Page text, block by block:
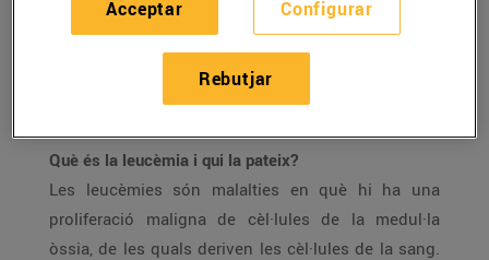
Gràcies a l’aliança amb Bonpreu i Esclat, part dels
donatius dels clients es destinen al projecte de
creació i desenvolupament de l’Institut de Recerca
Què és la leucèmia i qui la pateix?
Les leucèmies són malalties en què hi ha una
proliferació maligna de cèl·lules de la medul·la
òssia, de les quals deriven les cèl·lules de la sang.
Configurar
Rebutjar
Acceptar